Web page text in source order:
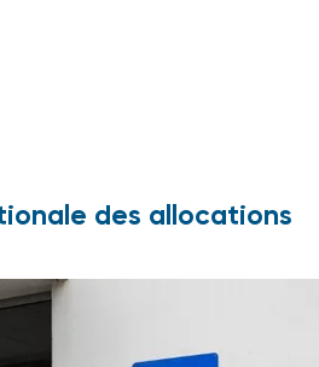
des allocations